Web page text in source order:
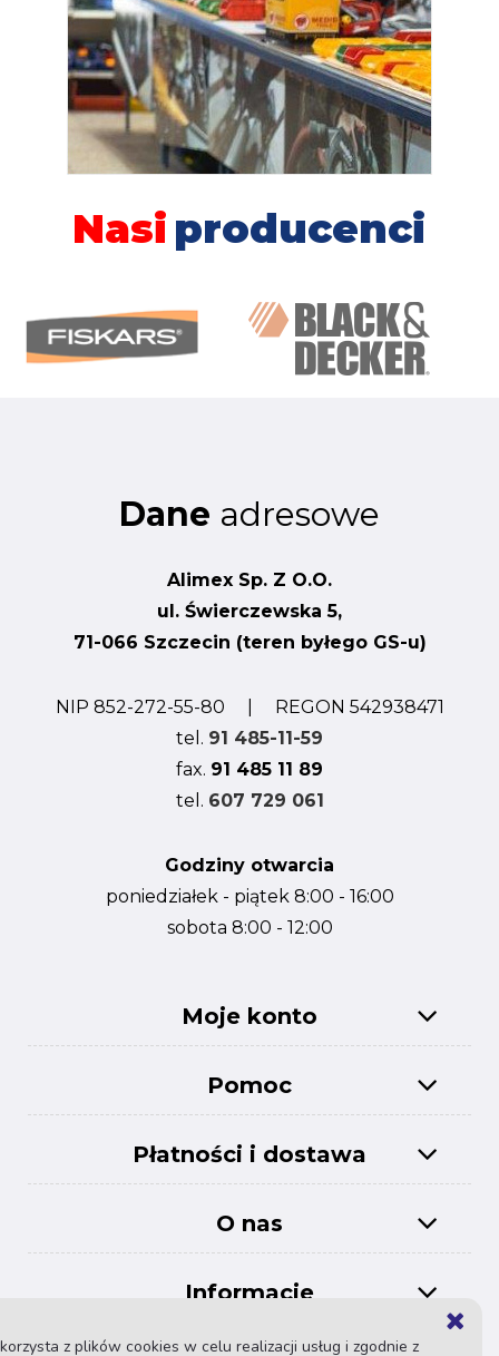
z plików cookies w celu realizacji usług i zgodnie z
Nasi producenci
Dane adresowe
Alimex Sp. Z O.O.
ul. Świerczewska 5,
71-066 Szczecin (teren byłego GS-u)
NIP 852-272-55-80 | REGON 542938471
tel. 91 485-11-59
fax. 91 485 11 89
tel. 607 729 061
Godziny otwarcia
poniedziałek - piątek 8:00 - 16:00
sobota 8:00 - 12:00
Moje konto
Pomoc
Płatności i dostawa
O nas
Informacje
zastrzeżone
Virutal